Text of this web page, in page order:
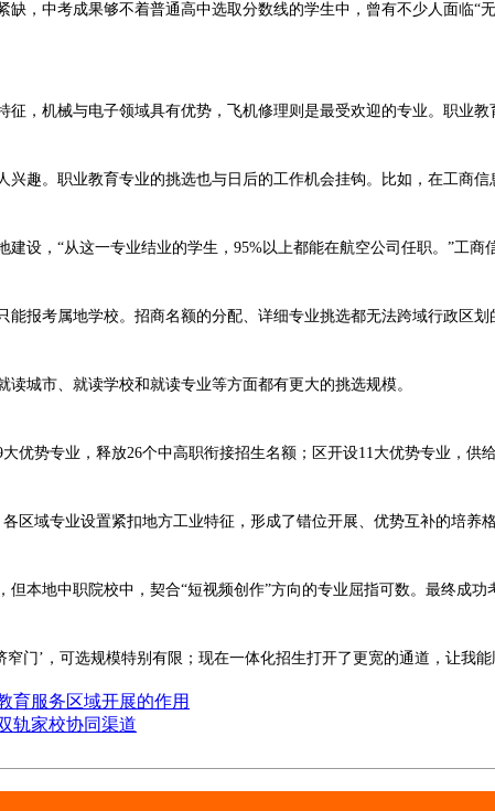
中考成果够不着普通高中选取分数线的学生中，曾有不少人面临“无
机械与电子领域具有优势，飞机修理则是最受欢迎的专业。职业教
。职业教育专业的挑选也与日后的工作机会挂钩。比如，在工商信
，“从这一专业结业的学生，95%以上都能在航空公司任职。”工商
考属地学校。招商名额的分配、详细专业挑选都无法跨域行政区划
市、就读学校和就读专业等方面都有更大的挑选规模。
势专业，释放26个中高职衔接招生名额；区开设11大优势专业，供给
域专业设置紧扣地方工业特征，形成了错位开展、优势互补的培养
地中职院校中，契合“短视频创作”方向的专业屈指可数。最终成功
’，可选规模特别有限；现在一体化招生打开了更宽的通道，让我能
育服务区域开展的作用
轨家校协同渠道